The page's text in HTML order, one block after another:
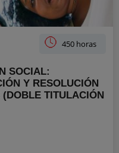
450 horas
SOCIAL:
Y RESOLUCIÓN
TITULACIÓN